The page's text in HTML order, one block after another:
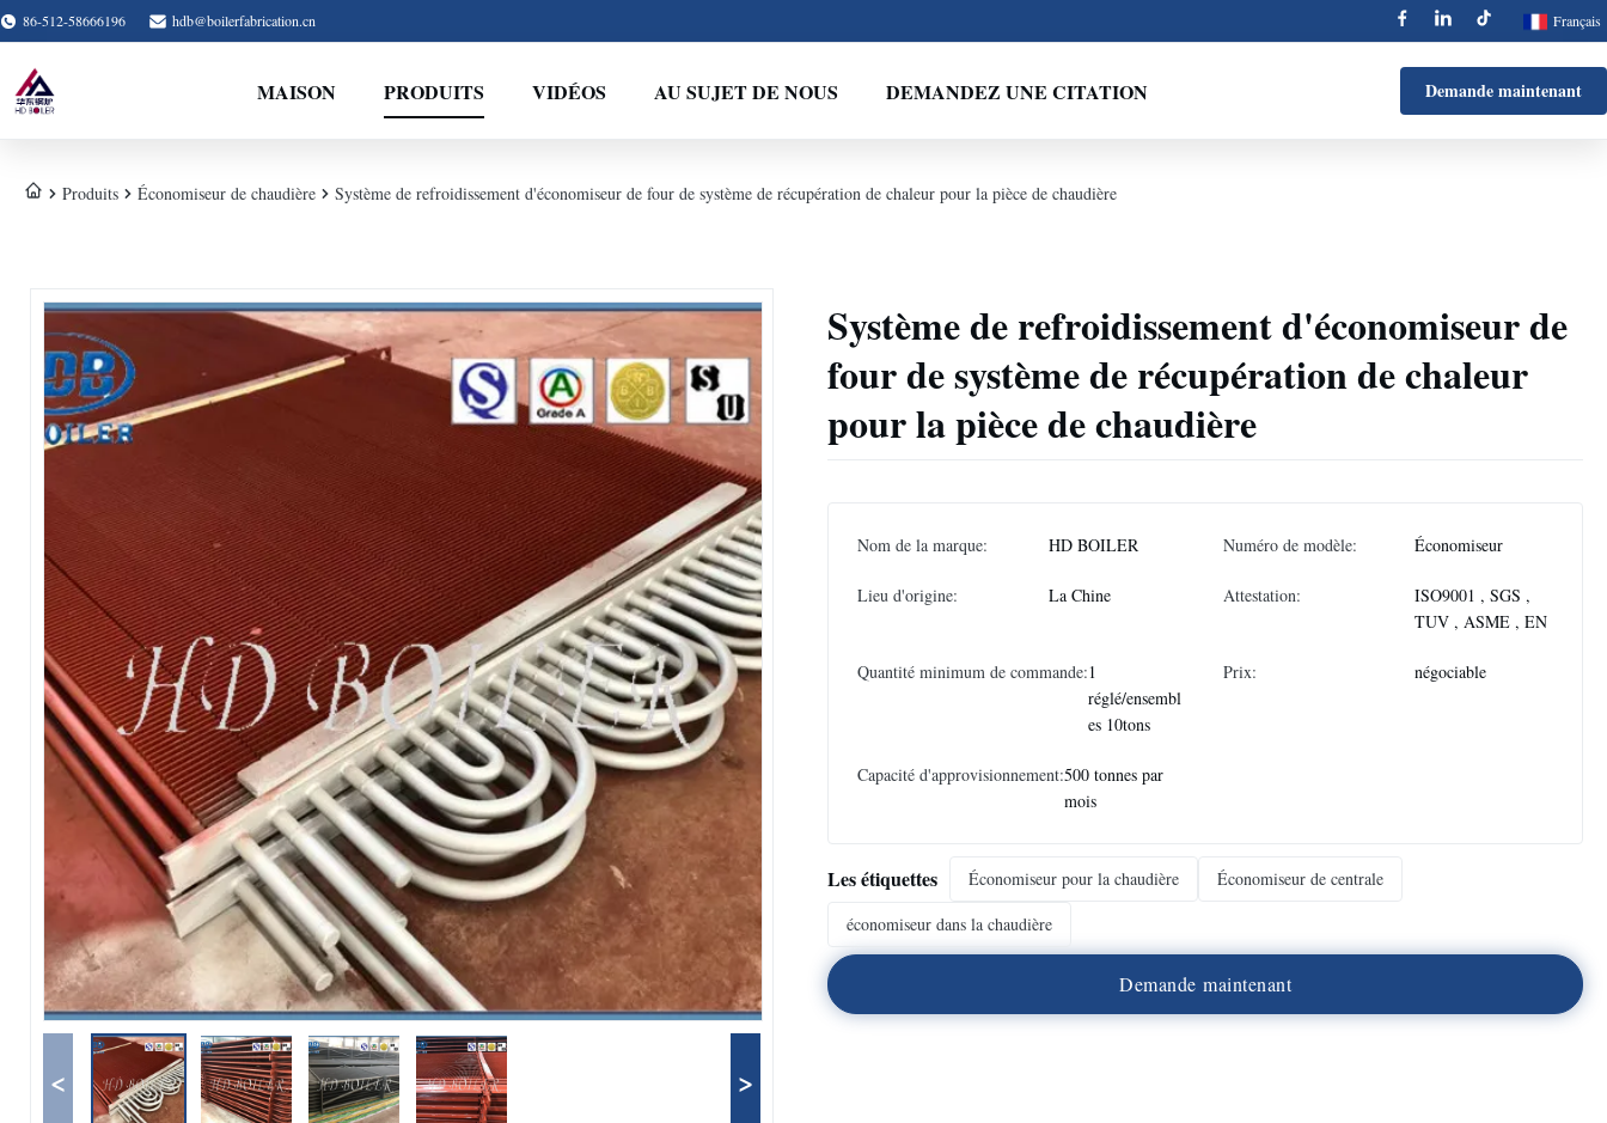
86-512-58666196 hdb@boilerfabrication.cn Français
MAISON PRODUITS VIDÉOS AU SUJET DE NOUS DEMANDEZ UNE CITATION Demande maintenant
Produits Économiseur de chaudière Système de refroidissement d'économiseur de four de système de récupération de chaleur pour la pièce de chaudière
< >
Système de refroidissement d'économiseur de
four de système de récupération de chaleur
pour la pièce de chaudière
Nom de la marque: HD BOILER Numéro de modèle: Économiseur
Lieu d'origine: La Chine Attestation:
ISO9001 , SGS ,
TUV , ASME , EN
Quantité minimum de commande:1
réglé/ensembl
es 10tons
Prix: négociable
Capacité d'approvisionnement:500 tonnes par
mois
Les étiquettes Économiseur pour la chaudière
Économiseur de centrale
économiseur dans la chaudière
Demande maintenant